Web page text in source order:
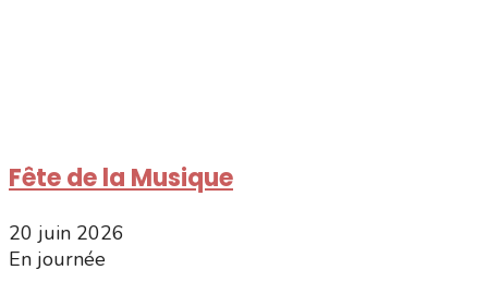
Fête de la Musique
20 juin 2026
En journée